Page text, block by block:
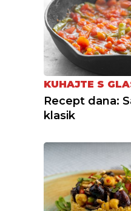
KUHAJTE S
Recept dana:
klasik